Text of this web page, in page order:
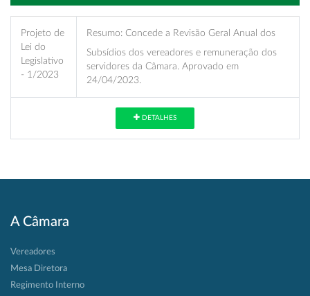
Projeto de
Lei do
Legislativo
- 1/2023
Resumo: Concede a Revisão Geral Anual dos
Subsídios dos vereadores e remuneração dos
servidores da Câmara. Aprovado em
24/04/2023.
DETALHES
A Câmara
Vereadores
Mesa Diretora
Regimento Interno